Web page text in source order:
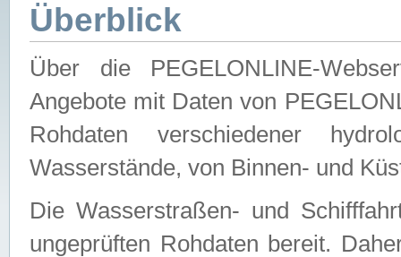
Überblick
Über die PEGELONLINE-
Angebote mit Daten von
Rohdaten verschiedener
Wasserstände, von Binnen- und
Die Wasserstraßen- und
ungeprüften Rohdaten bereit.